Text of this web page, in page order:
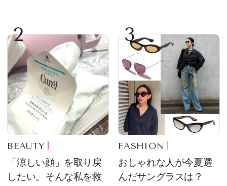
2
BEAUTY
「涼しい顔」を取り戻
したい。そんな私を救
3
FASHION
おしゃれな人が今夏選
んだサングラスは？